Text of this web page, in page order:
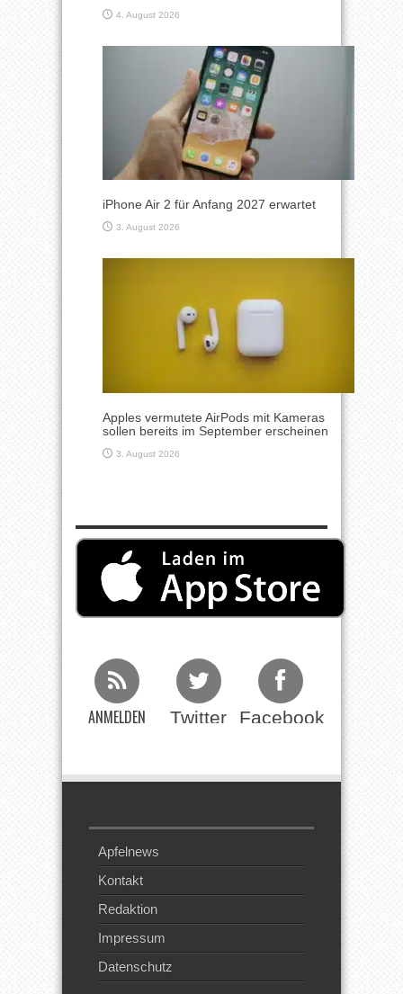
4. August 2026
iPhone Air 2 für Anfang 2027 erwartet
3. August 2026
Apples vermutete AirPods mit Kameras
sollen bereits im September erscheinen
3. August 2026
ANMELDEN Twitter Facebook
Apfelnews
Kontakt
Redaktion
Impressum
Datenschutz